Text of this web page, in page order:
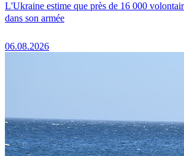
L'Ukraine estime que près de 16 000
dans son armée
06.08.2026